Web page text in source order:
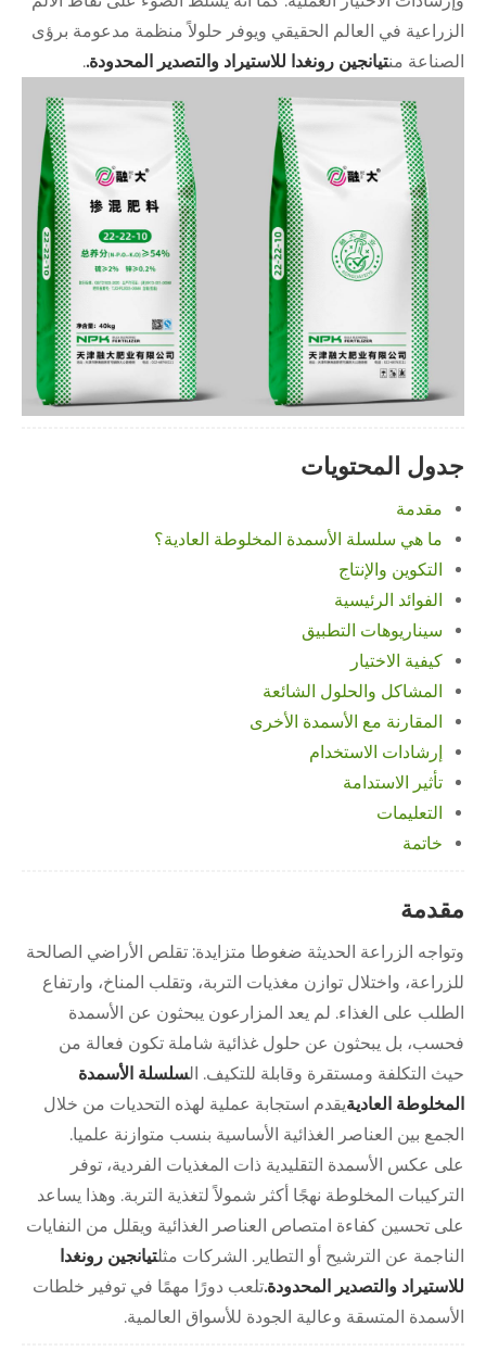
الزراعية في العالم الحقيقي ويوفر حلولاً منظمة مدعومة برؤى
الصناعة منتيانجين رونغدا للاستيراد والتصدير المحدودة..
جدول المحتويات
مقدمة
ما هي سلسلة الأسمدة المخلوطة العادية؟
التكوين والإنتاج
الفوائد الرئيسية
سيناريوهات التطبيق
كيفية الاختيار
المشاكل والحلول الشائعة
المقارنة مع الأسمدة الأخرى
إرشادات الاستخدام
تأثير الاستدامة
التعليمات
خاتمة
مقدمة
وتواجه الزراعة الحديثة ضغوطا متزايدة: تقلص الأراضي الصالحة
للزراعة، واختلال توازن مغذيات التربة، وتقلب المناخ، وارتفاع
الطلب على الغذاء. لم يعد المزارعون يبحثون عن الأسمدة
فحسب، بل يبحثون عن حلول غذائية شاملة تكون فعالة من
حيث التكلفة ومستقرة وقابلة للتكيف. السلسلة الأسمدة
المخلوطة العاديةيقدم استجابة عملية لهذه التحديات من خلال
الجمع بين العناصر الغذائية الأساسية بنسب متوازنة علميا.
على عكس الأسمدة التقليدية ذات المغذيات الفردية، توفر
التركيبات المخلوطة نهجًا أكثر شمولاً لتغذية التربة. وهذا يساعد
على تحسين كفاءة امتصاص العناصر الغذائية ويقلل من النفايات
الناجمة عن الترشيح أو التطاير. الشركات مثلتيانجين رونغدا
للاستيراد والتصدير المحدودة.تلعب دورًا مهمًا في توفير خلطات
الأسمدة المتسقة وعالية الجودة للأسواق العالمية.